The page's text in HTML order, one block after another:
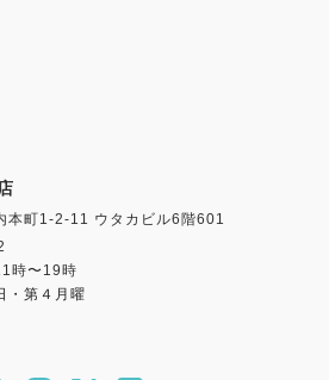
本町1-2-11 ウタカビル6階601
時〜19時
・第４月曜